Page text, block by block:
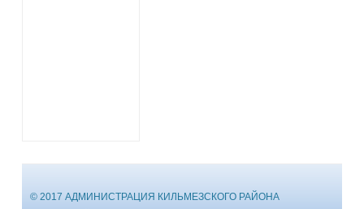
© 2017 АДМИНИСТРАЦИЯ КИЛЬМЕЗСКОГО РАЙОНА